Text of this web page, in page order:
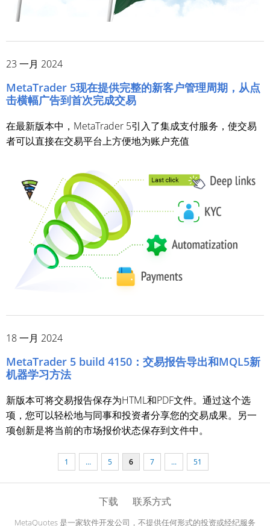
23 一月 2024
MetaTrader 5现在提供完整的新客户管理周期，从点
击横幅广告到首次完成交易
在最新版本中，MetaTrader 5引入了集成支付服务，使交易
者可以直接在交易平台上方便地为账户充值
18 一月 2024
MetaTrader 5 build 4150：交易报告导出和MQL5新
机器学习方法
新版本可将交易报告保存为HTML和PDF文件。通过这个选
项，您可以轻松地与同事和投资者分享您的交易成果。另一
项创新是将当前的市场报价状态保存到文件中。
1 ... 5 6 7 ... 51
下载 联系方式
MetaQuotes 是一家软件开发公司，不提供任何形式的投资或经纪服务